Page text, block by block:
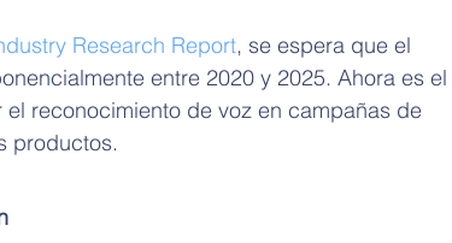
Research Report, se espera que el
entre 2020 y 2025. Ahora es el
reconocimiento de voz en campañas de
productos.